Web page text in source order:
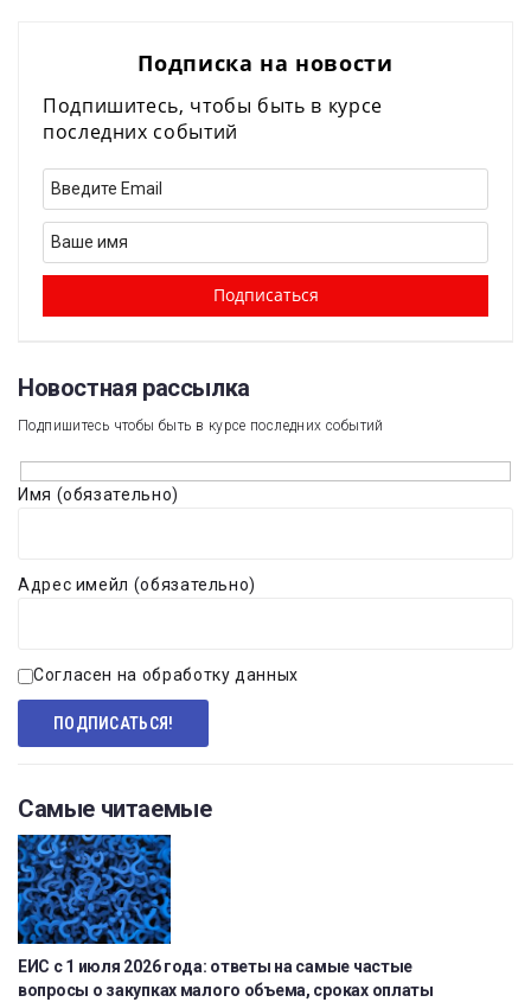
Подписка на новости
Подпишитесь, чтобы быть в курсе
последних событий
Новостная рассылка​
Подпишитесь чтобы быть в курсе последних событий
Имя (обязательно)
Адрес имейл (обязательно)
Согласен на обработку данных
Самые читаемые
ЕИС с 1 июля 2026 года: ответы на самые частые
вопросы о закупках малого объема, сроках оплаты